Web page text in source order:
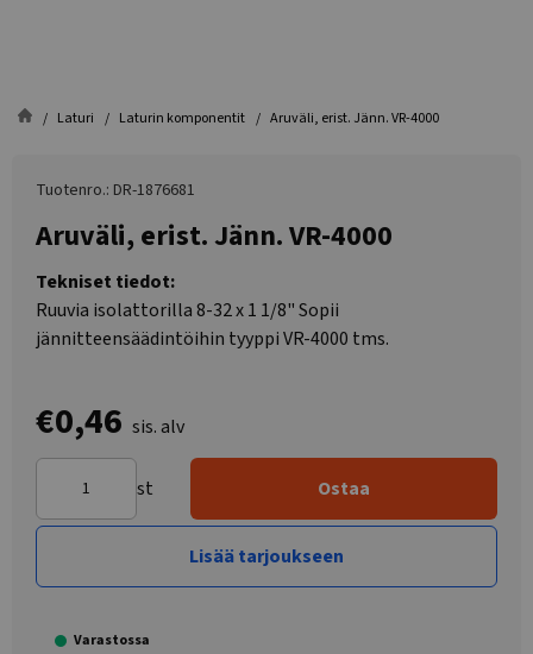
Laturi Laturin komponentit Aruväli, erist. Jänn. VR-4000
Tuotenro.: DR-1876681
Aruväli, erist. Jänn. VR-4000
Tekniset tiedot:
Ruuvia isolattorilla 8-32 x 1 1/8" Sopii
jännitteensäädintöihin tyyppi VR-4000 tms.
€0,46 sis. alv
st Ostaa
Lisää tarjoukseen
Varastossa